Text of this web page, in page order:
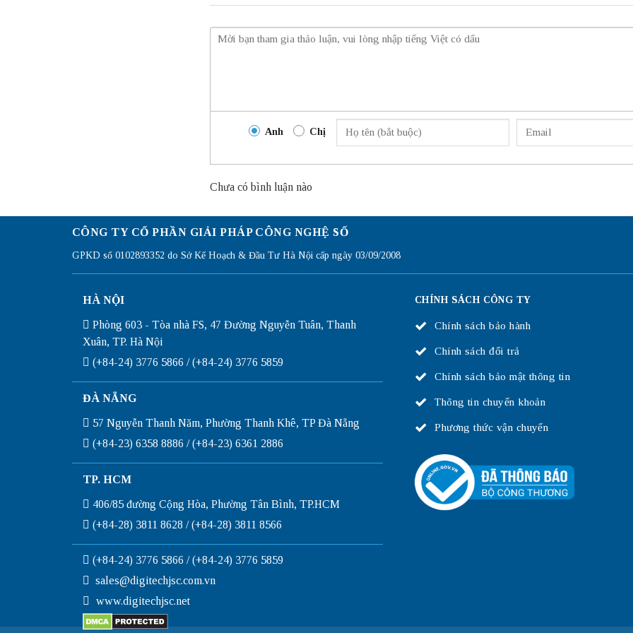
Anh Chị
Chưa có bình luận nào
CÔNG TY CỔ PHẦN GIẢI PHÁP CÔNG NGHỆ SỐ
GPKD số 0102893352 do Sở Kế Hoạch & Đầu Tư Hà Nội cấp ngày 03/09/2008
HÀ NỘI
Phòng 603 - Tòa nhà FS, 47 Đường Nguyễn Tuân, Thanh
Xuân, TP. Hà Nội
(+84-24) 3776 5866 / (+84-24) 3776 5859
ĐÀ NẴNG
57 Nguyễn Thanh Năm, Phường Thanh Khê, TP Đà Nẵng
(+84-23) 6358 8886 / (+84-23) 6361 2886
TP. HCM
406/85 đường Cộng Hòa, Phường Tân Bình, TP.HCM
(+84-28) 3811 8628 / (+84-28) 3811 8566
(+84-24) 3776 5866 / (+84-24) 3776 5859
sales@digitechjsc.com.vn
www.digitechjsc.net
CHÍNH SÁCH CÔNG TY
Chính sách bảo hành
Chính sách đổi trả
Chính sách bảo mật thông tin
Thông tin chuyển khoản
Phương thức vận chuyển